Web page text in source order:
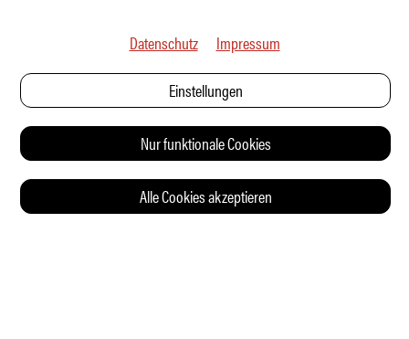
Datenschutz Impressum
Einstellungen
Nur funktionale Cookies
Alle Cookies akzeptieren